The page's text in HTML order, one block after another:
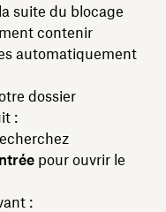
suite du blocage
contenir
automatiquement
dossier
:
pour ouvrir le
: